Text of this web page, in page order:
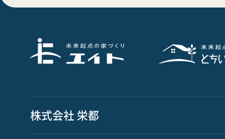
株式会社 栄都